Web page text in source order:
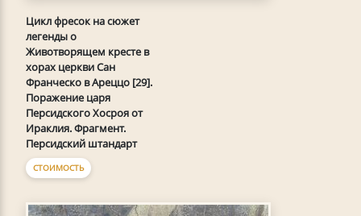
Цикл фресок на сюжет
легенды о
Животворящем кресте в
хорах церкви Сан
Франческо в Ареццо [29].
Поражение царя
Персидского Хосроя от
Ираклия. Фрагмент.
Персидский штандарт
СТОИМОСТЬ